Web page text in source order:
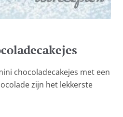
chocoladecakejes met een
zijn het lekkerste